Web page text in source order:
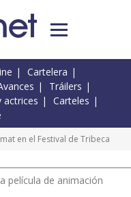
Cartelera
Tráilers
actrices
Carteles
en el Festival de Tribeca
película de animación